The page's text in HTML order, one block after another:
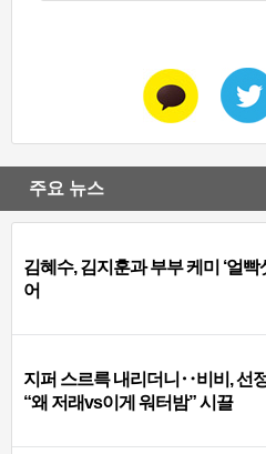
주요 뉴스
김혜수, 김지훈과 부부 케미 ‘얼빡
어
지퍼 스르륵 내리더니‥비비, 선
“왜 저래vs이게 워터밤” 시끌